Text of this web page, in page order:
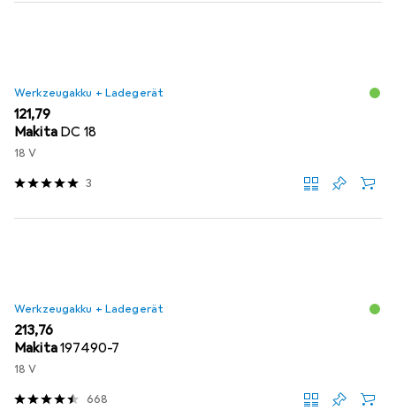
Werkzeugakku + Ladegerät
EUR
121,79
Makita DC 18
18 V
3
Werkzeugakku + Ladegerät
EUR
213,76
Makita197490-7
18 V
668